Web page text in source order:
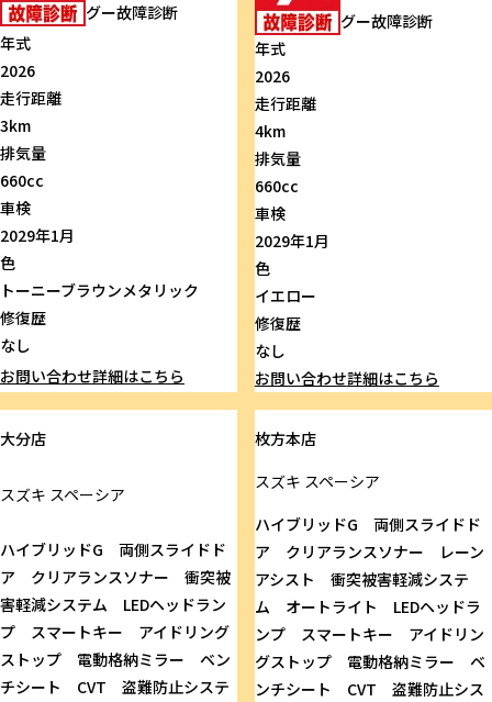
グー故障診断
年式
2026
走行距離
3km
排気量
660cc
車検
2029年1月
色
トーニーブラウンメタリック
修復歴
なし
お問い合わせ詳細はこちら
グー故障診断
年式
2026
走行距離
4km
排気量
660cc
車検
2029年1月
色
イエロー
修復歴
なし
お問い合わせ詳細はこちら
大分店
スズキ スペーシア
ハイブリッドG 両側スライドド
ア クリアランスソナー 衝突被
害軽減システム LEDヘッドラン
プ スマートキー アイドリング
ストップ 電動格納ミラー ベン
チシート CVT 盗難防止システ
枚方本店
スズキ スペーシア
ハイブリッドG 両側スライドド
ア クリアランスソナー レーン
アシスト 衝突被害軽減システ
ム オートライト LEDヘッドラ
ンプ スマートキー アイドリン
グストップ 電動格納ミラー ベ
ンチシート CVT 盗難防止シス